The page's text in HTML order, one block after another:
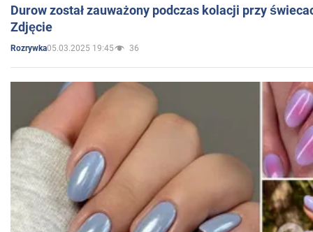
Durow został zauważony podczas kolacji przy
Zdjęcie
Rozrywka05.03.2025 19:45 36